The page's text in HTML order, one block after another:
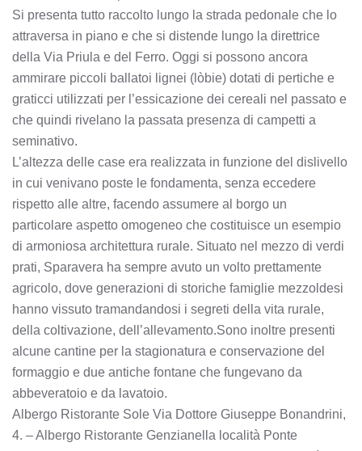
Si presenta tutto raccolto lungo la strada pedonale che lo
attraversa in piano e che si distende lungo la direttrice
della Via Priula e del Ferro. Oggi si possono ancora
ammirare piccoli ballatoi lignei (lòbie) dotati di pertiche e
graticci utilizzati per l’essicazione dei cereali nel passato e
che quindi rivelano la passata presenza di campetti a
seminativo.
L’altezza delle case era realizzata in funzione del dislivello
in cui venivano poste le fondamenta, senza eccedere
rispetto alle altre, facendo assumere al borgo un
particolare aspetto omogeneo che costituisce un esempio
di armoniosa architettura rurale. Situato nel mezzo di verdi
prati, Sparavera ha sempre avuto un volto prettamente
agricolo, dove generazioni di storiche famiglie mezzoldesi
hanno vissuto tramandandosi i segreti della vita rurale,
della coltivazione, dell’allevamento.Sono inoltre presenti
alcune cantine per la stagionatura e conservazione del
formaggio e due antiche fontane che fungevano da
abbeveratoio e da lavatoio.
Albergo Ristorante Sole Via Dottore Giuseppe Bonandrini,
4. – Albergo Ristorante Genzianella località Ponte